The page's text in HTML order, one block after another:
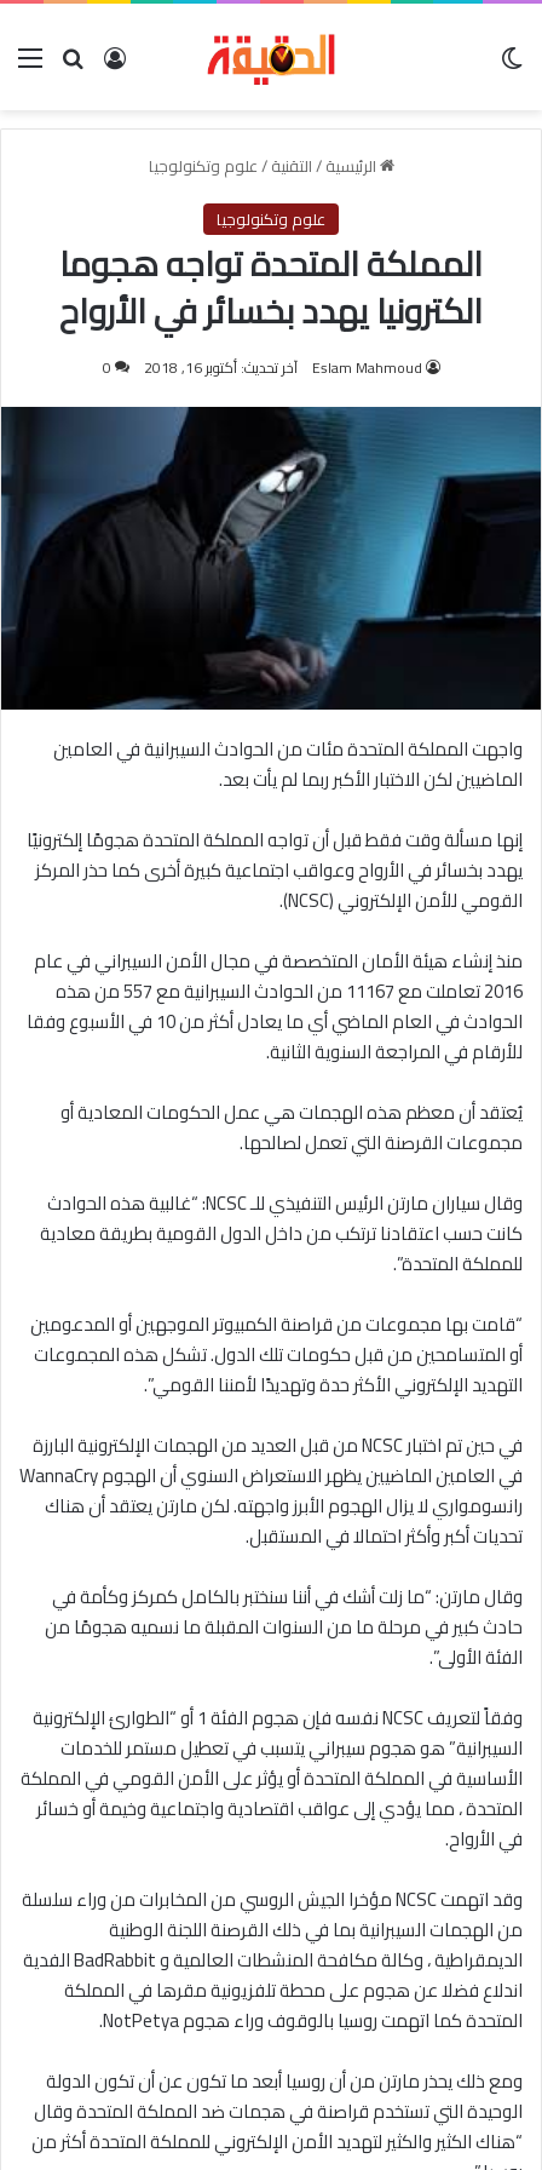
بحث عنتسجيل
الرئيسية/التقنية/علوم وتكنولوجيا
علوم وتكنولوجيا
المملكة المتحدة تواجه هجوما
الكترونيا يهدد بخسائر في الأرواح
Eslam Mahmoud آخر تحديث: أكتوبر 16, 2018 0
واجهت المملكة المتحدة مئات من الحوادث السيبرانية في العامين
الماضيين لكن الاختبار الأكبر ربما لم يأت بعد.
إنها مسألة وقت فقط قبل أن تواجه المملكة المتحدة هجومًا إلكترونيًا
يهدد بخسائر في الأرواح وعواقب اجتماعية كبيرة أخرى كما حذر المركز
القومي للأمن الإلكتروني (NCSC).
منذ إنشاء هيئة الأمان المتخصصة في مجال الأمن السيبراني في عام
2016 تعاملت مع 11167 من الحوادث السيبرانية مع 557 من هذه
الحوادث في العام الماضي أي ما يعادل أكثر من 10 في الأسبوع وفقا
للأرقام في المراجعة السنوية الثانية.
يُعتقد أن معظم هذه الهجمات هي عمل الحكومات المعادية أو
مجموعات القرصنة التي تعمل لصالحها.
وقال سياران مارتن الرئيس التنفيذي للـ NCSC: “غالبية هذه الحوادث
كانت حسب اعتقادنا ترتكب من داخل الدول القومية بطريقة معادية
للمملكة المتحدة”.
“قامت بها مجموعات من قراصنة الكمبيوتر الموجهين أو المدعومين
أو المتسامحين من قبل حكومات تلك الدول. تشكل هذه المجموعات
التهديد الإلكتروني الأكثر حدة وتهديدًا لأمننا القومي”.
في حين تم اختبار NCSC من قبل العديد من الهجمات الإلكترونية البارزة
في العامين الماضيين يظهر الاستعراض السنوي أن الهجوم WannaCry
رانسومواري لا يزال الهجوم الأبرز واجهته. لكن مارتن يعتقد أن هناك
تحديات أكبر وأكثر احتمالا في المستقبل.
وقال مارتن: “ما زلت أشك في أننا سنختبر بالكامل كمركز وكأمة في
حادث كبير في مرحلة ما من السنوات المقبلة ما نسميه هجومًا من
الفئة الأولى”.
وفقاً لتعريف NCSC نفسه فإن هجوم الفئة 1 أو “الطوارئ الإلكترونية
السيبرانية” هو هجوم سيبراني يتسبب في تعطيل مستمر للخدمات
الأساسية في المملكة المتحدة أو يؤثر على الأمن القومي في المملكة
المتحدة ، مما يؤدي إلى عواقب اقتصادية واجتماعية وخيمة أو خسائر
في الأرواح.
وقد اتهمت NCSC مؤخرا الجيش الروسي من المخابرات من وراء سلسلة
من الهجمات السيبرانية بما في ذلك القرصنة اللجنة الوطنية
الديمقراطية ، وكالة مكافحة المنشطات العالمية و BadRabbit الفدية
اندلاع فضلا عن هجوم على محطة تلفزيونية مقرها في المملكة
المتحدة كما اتهمت روسيا بالوقوف وراء هجوم NotPetya.
ومع ذلك يحذر مارتن من أن روسيا أبعد ما تكون عن أن تكون الدولة
الوحيدة التي تستخدم قراصنة في هجمات ضد المملكة المتحدة وقال
“هناك الكثير والكثير لتهديد الأمن الإلكتروني للمملكة المتحدة أكثر من